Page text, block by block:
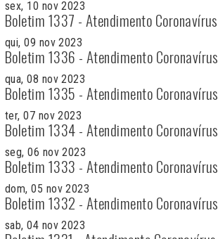
sex, 10 nov 2023
Boletim 1337 - Atendimento Coronavírus
qui, 09 nov 2023
Boletim 1336 - Atendimento Coronavírus
qua, 08 nov 2023
Boletim 1335 - Atendimento Coronavírus
ter, 07 nov 2023
Boletim 1334 - Atendimento Coronavírus
seg, 06 nov 2023
Boletim 1333 - Atendimento Coronavírus
dom, 05 nov 2023
Boletim 1332 - Atendimento Coronavírus
sab, 04 nov 2023